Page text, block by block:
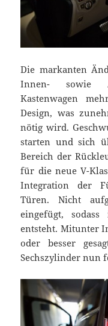
Die markanten
Innen- sowie
Kastenwagen
Design, was
nötig wird.
starten und sich
Bereich der
für die neue V-
Integration der
Türen. Nicht
eingefügt,
entsteht. Mitunter
oder besser
Sechszylinder nun